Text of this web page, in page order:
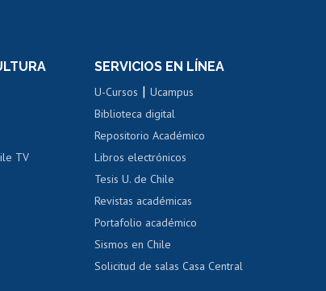
interna
Cursos de español
y violencia Denuncias administrativas
TV
SERVICIOS EN LÍNEA
U-Cursos |Ucampus
Biblioteca digital
Repositorio Académico
Libros electrónicos
Tesis U. de Chile
Revistas académicas
Portafolio académico
Sismos en Chile
Solicitud de salas Casa Central